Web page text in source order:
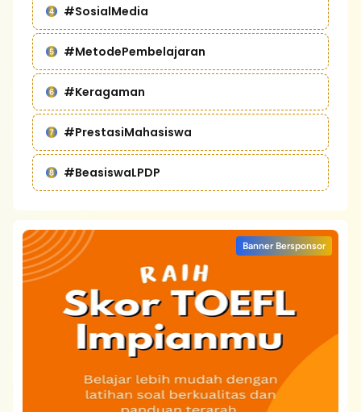
#SosialMedia
#MetodePembelajaran
#Keragaman
#PrestasiMahasiswa
#BeasiswaLPDP
Banner Bersponsor